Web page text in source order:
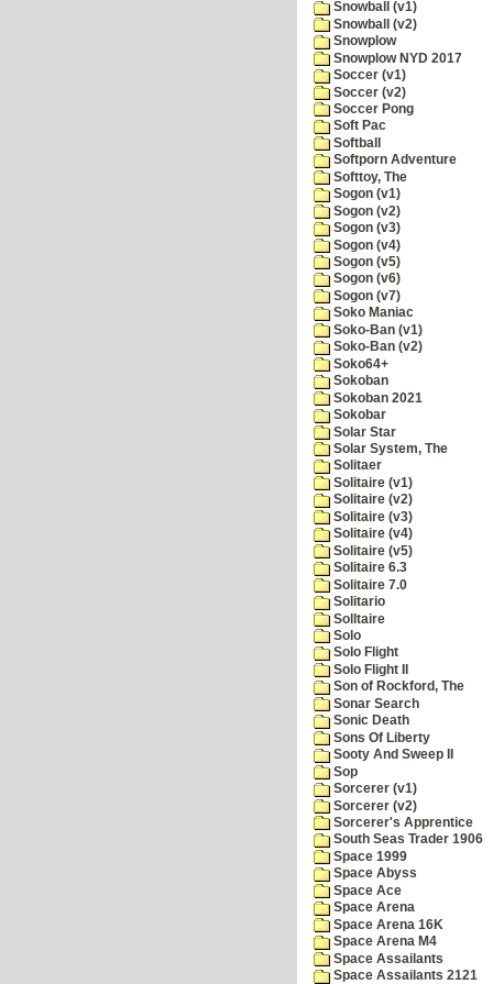
Snowball (v1)
Snowball (v2)
Snowplow
Snowplow NYD 2017
Soccer (v1)
Soccer (v2)
Soccer Pong
Soft Pac
Softball
Softporn Adventure
Softtoy, The
Sogon (v1)
Sogon (v2)
Sogon (v3)
Sogon (v4)
Sogon (v5)
Sogon (v6)
Sogon (v7)
Soko Maniac
Soko-Ban (v1)
Soko-Ban (v2)
Soko64+
Sokoban
Sokoban 2021
Sokobar
Solar Star
Solar System, The
Solitaer
Solitaire (v1)
Solitaire (v2)
Solitaire (v3)
Solitaire (v4)
Solitaire (v5)
Solitaire 6.3
Solitaire 7.0
Solitario
Solltaire
Solo
Solo Flight
Solo Flight II
Son of Rockford, The
Sonar Search
Sonic Death
Sons Of Liberty
Sooty And Sweep II
Sop
Sorcerer (v1)
Sorcerer (v2)
Sorcerer's Apprentice
South Seas Trader 1906
Space 1999
Space Abyss
Space Ace
Space Arena
Space Arena 16K
Space Arena M4
Space Assailants
Space Assailants 2121